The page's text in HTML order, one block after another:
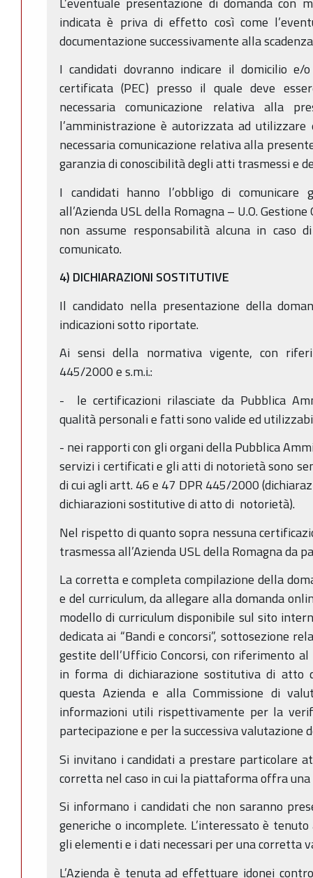
indicata è priva di effetto così come
documentazione successivamente alla
I candidati dovranno indicare il domicilio e/
certificata (PEC) presso il quale deve
necessaria comunicazione relativa alla
l’amministrazione è autorizzata ad utilizzare
necessaria comunicazione relativa alla
garanzia di conoscibilità degli atti trasmessi e
I candidati hanno l’obbligo di
all’Azienda USL della Romagna – U.O.
non assume responsabilità alcuna in caso
comunicato.
4) DICHIARAZIONI SOSTITUTIVE
Il candidato nella presentazione della
indicazioni sotto riportate.
Ai sensi della normativa vigente, con
445/2000 e s.m.i.:
- le certificazioni rilasciate da Pubblica
qualità personali e fatti sono valide ed
- nei rapporti con gli organi della Pubblica
servizi i certificati e gli atti di notorietà sono
di cui agli artt. 46 e 47 DPR 445/2000
dichiarazioni sostitutive di atto di notorietà).
Nel rispetto di quanto sopra nessuna
trasmessa all’Azienda USL della Romagna da
La corretta e completa compilazione della
e del curriculum, da allegare alla domanda
modello di curriculum disponibile sul sito
dedicata ai “Bandi e concorsi”, sottosezione
gestite dell’Ufficio Concorsi, con riferimento
in forma di dichiarazione sostitutiva di atto
questa Azienda e alla Commissione di
informazioni utili rispettivamente per la
partecipazione e per la successiva valutazione
Si invitano i candidati a prestare particolare
corretta nel caso in cui la piattaforma offra
Si informano i candidati che non saranno
generiche o incomplete. L’interessato è
gli elementi e i dati necessari per una corretta
L’Azienda è tenuta ad effettuare idonei